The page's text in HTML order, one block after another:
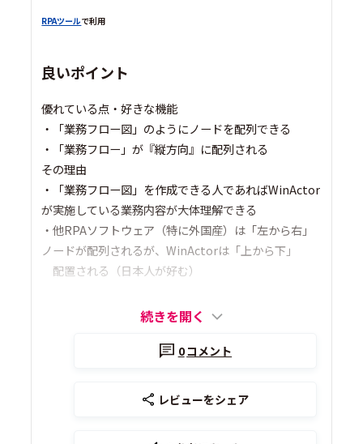
RPAツールで利用
良いポイント
優れている点・好きな機能
・「業務フロー図」のようにノードを配列できる
・「業務フロー」が『縦方向』に配列される
その理由
・「業務フロー図」を作成できる人であればWinActor
が実施している業務内容が大体理解できる
・他RPAソフトウェア（特に外国産）は「左から右」
ノードが配列されるが、WinActorは「上から下」
配置される（日本人が好む）
続きを開く
0コメント
レビューをシェア